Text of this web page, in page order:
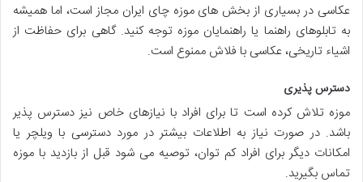
عکاسی در بسیاری از بخش های موزه چای ایران مجاز است، اما همیشه
به تابلوهای راهنما یا راهنمایان موزه توجه کنید. گاهی برای حفاظت از
اشیاء تاریخی، عکاسی با فلاش ممنوع است.
دسترس پذیری
موزه تلاش کرده است تا برای افراد با نیازهای خاص نیز دسترس پذیر
باشد. در صورت نیاز به اطلاعات بیشتر در مورد دسترسی با ویلچر یا
امکانات دیگر برای افراد کم توان، توصیه می شود قبل از بازدید با موزه
تماس بگیرید.